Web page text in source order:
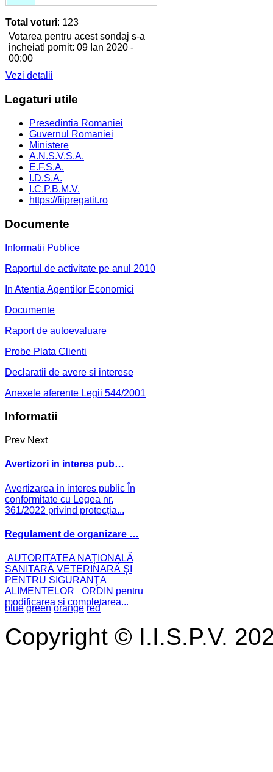
Total voturi: 123
Votarea pentru acest sondaj s-a
incheiat! pornit: 09 Ian 2020 -
00:00
Vezi detalii
Legaturi utile
Presedintia Romaniei
Guvernul Romaniei
Ministere
A.N.S.V.S.A.
E.F.S.A.
I.D.S.A.
I.C.P.B.M.V.
https://fiipregatit.ro
Documente
Informatii Publice
Raportul de activitate pe anul 2010
In Atentia Agentilor Economici
Documente
Raport de autoevaluare
Probe Plata Clienti
Declaratii de avere si interese
Anexele aferente Legii 544/2001
Informatii
Prev Next
Avertizori in interes pub…
Avertizarea in interes public În
conformitate cu Legea nr.
361/2022 privind protecția...
Regulament de organizare …
AUTORITATEA NAŢIONALĂ
SANITARĂ VETERINARĂ ŞI
PENTRU SIGURANŢA
ALIMENTELOR ORDIN pentru
modificarea și completarea...
blue green orange red
Copyright © I.I.S.P.V.